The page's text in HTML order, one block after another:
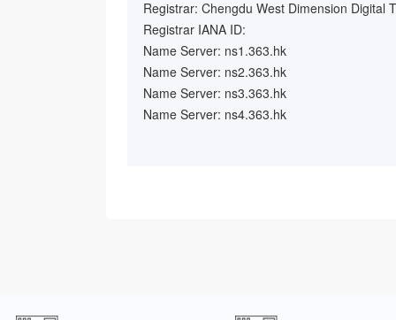
Registrar: Chengdu West Dimension Digital
Registrar IANA ID:
Name Server: ns1.363.hk
Name Server: ns2.363.hk
Name Server: ns3.363.hk
Name Server: ns4.363.hk